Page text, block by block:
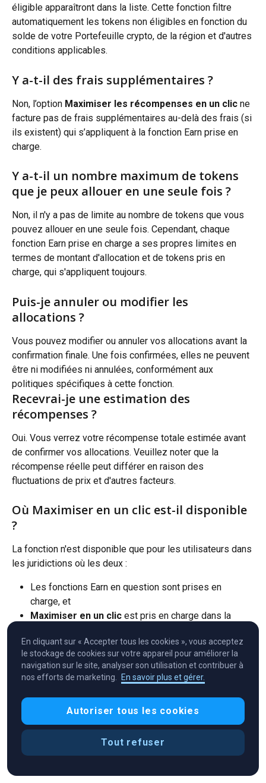
éligible apparaîtront dans la liste. Cette fonction filtre
automatiquement les tokens non éligibles en fonction du
solde de votre Portefeuille crypto, de la région et d'autres
conditions applicables.
Y a-t-il des frais supplémentaires ?
Non, l’option Maximiser les récompenses en un clic ne
facture pas de frais supplémentaires au-delà des frais (si
ils existent) qui s’appliquent à la fonction Earn prise en
charge.
Y a-t-il un nombre maximum de tokens
que je peux allouer en une seule fois ?
Non, il n'y a pas de limite au nombre de tokens que vous
pouvez allouer en une seule fois. Cependant, chaque
fonction Earn prise en charge a ses propres limites en
termes de montant d'allocation et de tokens pris en
charge, qui s'appliquent toujours.
Puis-je annuler ou modifier les
allocations ?
Vous pouvez modifier ou annuler vos allocations avant la
confirmation finale. Une fois confirmées, elles ne peuvent
être ni modifiées ni annulées, conformément aux
politiques spécifiques à cette fonction.
Recevrai-je une estimation des
récompenses ?
Oui. Vous verrez votre récompense totale estimée avant
de confirmer vos allocations. Veuillez noter que la
récompense réelle peut différer en raison des
fluctuations de prix et d'autres facteurs.
Où Maximiser en un clic est-il disponible
?
La fonction n'est disponible que pour les utilisateurs dans
les juridictions où les deux :
Les fonctions Earn en question sont prises en
charge, et
Maximiser en un clic est pris en charge dans la
Si vous ne parvenez pas à trouver Maximiser les
récompenses en un clic dans l'onglet Earn, c'est peut-
être parce que :
Manque de tokens éligibles dans votre Portefeuille
En cliquant sur « Accepter tous les cookies », vous acceptez
le stockage de cookies sur votre appareil pour améliorer la
navigation sur le site, analyser son utilisation et contribuer à
nos efforts de marketing.
En savoir plus et gérer.
Autoriser tous les cookies
Tout refuser